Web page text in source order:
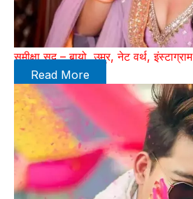
समीक्षा सूद – बायो, उम्र, नेट वर्थ, इंस्टाग्राम
Read More